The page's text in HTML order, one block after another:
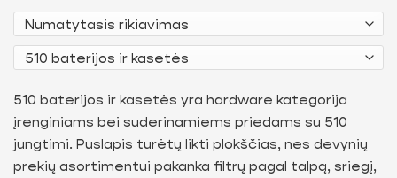
510 baterijos ir kasetės yra hardware kategorija
įrenginiams bei suderinamiems priedams su 510
jungtimi. Puslapis turėtų likti plokščias, nes devynių
prekių asortimentui pakanka filtrų pagal talpą, sriegį,